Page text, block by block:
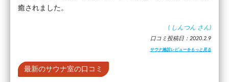
癒されました。
( しんつん さん)
口コミ投稿日：2020.2.9
サウナ施設レビューをもっと見る
最新のサウナ室の口コミ